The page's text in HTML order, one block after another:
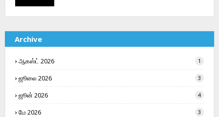
Archive
ஆகஸ்ட் 2026 1
ஜூலை 2026 3
ஜூன் 2026 4
மே 2026 3